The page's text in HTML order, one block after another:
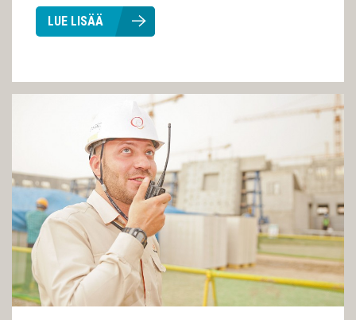
LUE LISÄÄ